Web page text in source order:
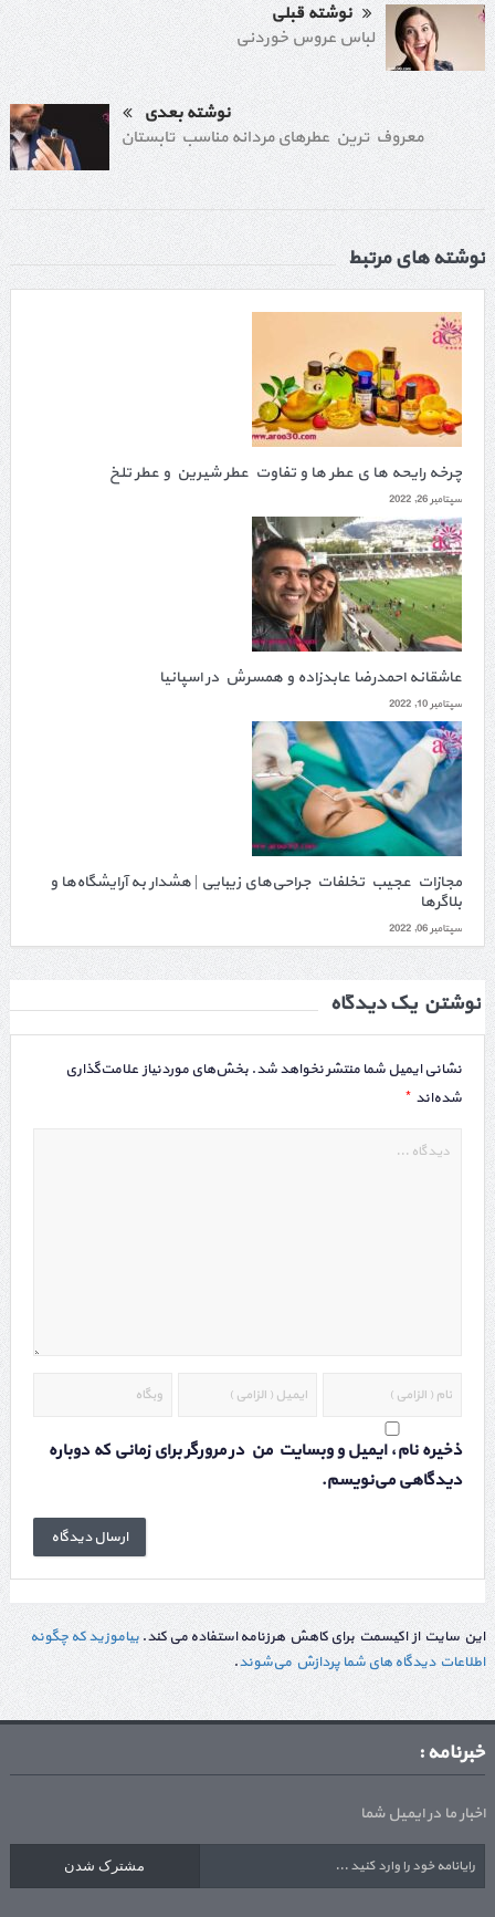
نوشته قبلی
لباس عروس خوردنی
نوشته بعدی
معروف ترین عطرهای مردانه مناسب تابستان
نوشته های مرتبط
چرخه رایحه ها ی عطر ها و تفاوت عطر شیرین و عطر تلخ
سپتامبر 26, 2022
عاشقانه احمدرضا عابدزاده و همسرش در اسپانیا
سپتامبر 10, 2022
مجازات عجیب تخلفات جراحی‌های زیبایی | هشدار به آرایشگاه‌ها و
بلاگرها
سپتامبر 06, 2022
نوشتن یک دیدگاه
نشانی ایمیل شما منتشر نخواهد شد. بخش‌های موردنیاز علامت‌گذاری
شده‌اند *
ذخیره نام، ایمیل و وبسایت من در مرورگر برای زمانی که دوباره
دیدگاهی می‌نویسم.
این سایت از اکیسمت برای کاهش هرزنامه استفاده می کند. بیاموزید که چگونه
اطلاعات دیدگاه های شما پردازش می‌شوند.
خبرنامه :
اخبار ما در ایمیل شما
مشترک شدن